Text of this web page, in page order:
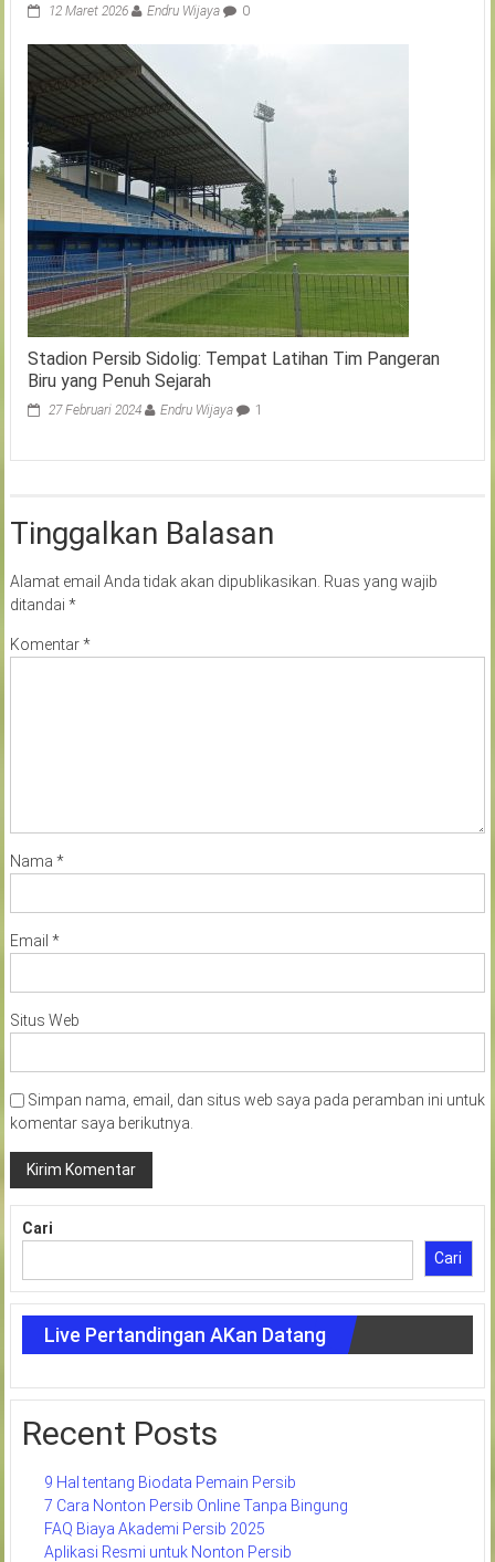
12 Maret 2026 Endru Wijaya 0
Stadion Persib Sidolig: Tempat Latihan Tim Pangeran
Biru yang Penuh Sejarah
27 Februari 2024 Endru Wijaya 1
Tinggalkan Balasan
Alamat email Anda tidak akan dipublikasikan. Ruas yang wajib
ditandai *
Komentar*
Nama *
Email *
Situs Web
Simpan nama, email, dan situs web saya pada peramban ini untuk
komentar saya berikutnya.
Cari
Cari
Live Pertandingan AKan Datang
Recent Posts
9 Hal tentang Biodata Pemain Persib
7 Cara Nonton Persib Online Tanpa Bingung
FAQ Biaya Akademi Persib 2025
Aplikasi Resmi untuk Nonton Persib